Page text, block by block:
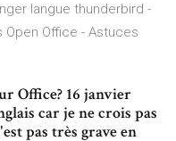
langue thunderbird -
Open Office - Astuces
Office? 16 janvier
car je ne crois pas
pas très grave en